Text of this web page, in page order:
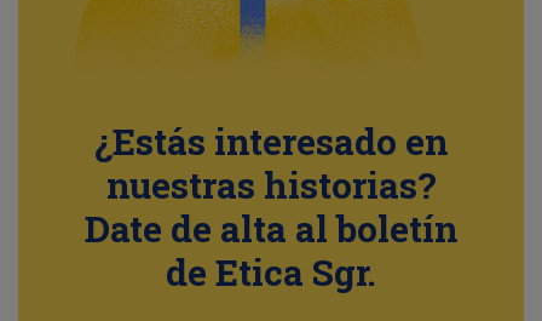
¿Estás interesado en
nuestras historias?
Date de alta al boletín
de Etica Sgr.